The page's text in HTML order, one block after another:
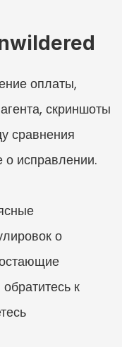
оплаты,
скриншоты
сравнения
исправлении.
о
к